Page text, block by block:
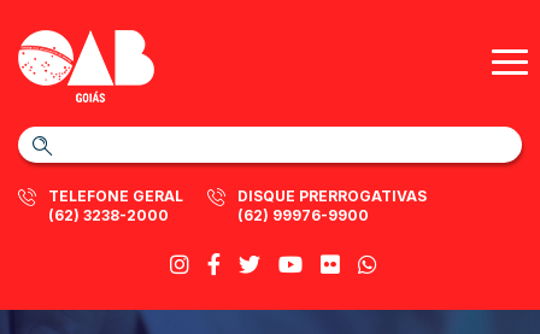
TELEFONE GERAL
(62) 3238-2000
DISQUE PRERROGATIVAS
(62) 99976-9900